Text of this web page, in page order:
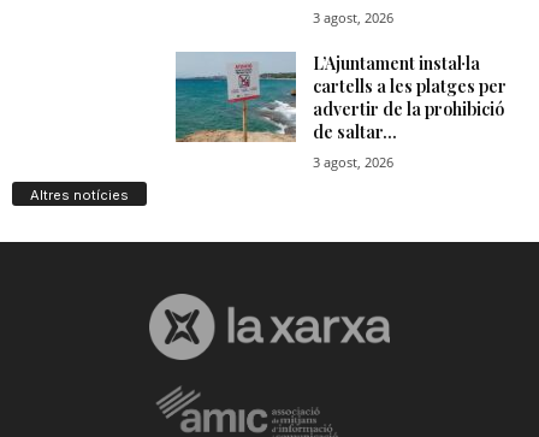
Altres notícies